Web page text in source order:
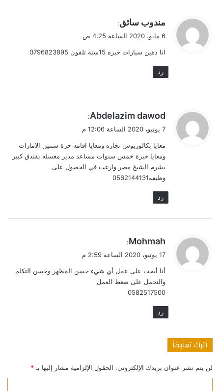
ل
مندوب سائق:
6 مايو، 2020 الساعة 4:25 ص
انا دهين سيارات خبره 15سنة تلفون 0796823895
رد
ي
ل
Abdelazim dawod
:
7 يونيو، 2020 الساعة 12:06 م
معايا بكالوريوس تجاره ومعايا اقامه حرة سنتين الامارات
ومعايا خبرة خمس سنوات مساعد مدير مغسله بفندق كبير
بشرم الشيخ مصر وارغب في الحصول على
وظيفه0562144131
رد
ي
ل
Mohmah
:
17 يونيو، 2020 الساعة 2:59 م
أنا أبحث على عمل أي شيء حسن المظهر وحسن التكلم
والتحمل على ضغط العمل
0582517500
رد
اترك تعليقاً
لن يتم نشر عنوان بريدك الإلكتروني. الحقول الإلزامية مشار إليها بـ *